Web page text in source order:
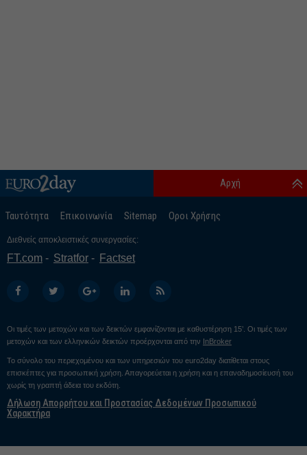
Ταυτότητα Επικοινωνία Sitemap Οροι Χρήσης
Αρχή
Διεθνείς αποκλειστικές συνεργασίες:
FT.com Stratfor Factset
Οι τιμές των μετοχών και των δεικτών εμφανίζονται με καθυστέρηση 15’. Οι τιμές των
μετοχών και των ελληνικών δεικτών προέρχονται από την InBroker
Το σύνολο του περιεχομένου και των υπηρεσιών του euro2day διατίθεται στους
επισκέπτες για προσωπική χρήση. Απαγορεύεται η χρήση και η επαναδημοσίευσή του
χωρίς τη γραπτή άδεια του εκδότη.
Δήλωση Απορρήτου και Προστασίας Δεδομένων Προσωπικού
Χαρακτήρα